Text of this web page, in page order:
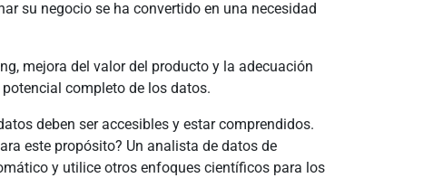
su negocio se ha convertido en una necesidad
mejora del valor del producto y la adecuación
completo de los datos.
deben ser accesibles y estar comprendidos.
este propósito? Un analista de datos de
y utilice otros enfoques científicos para los